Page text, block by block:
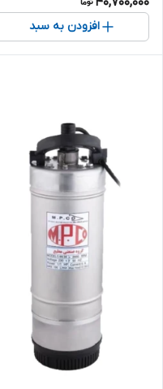
افزودن به سبد